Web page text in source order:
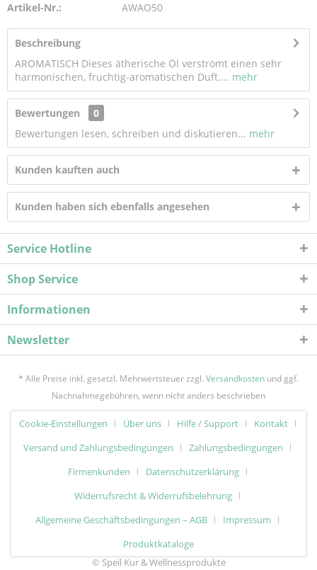
Artikel-Nr.: AWAO50
Beschreibung
AROMATISCH Dieses ätherische Öl verströmt einen sehr
harmonischen, fruchtig-aromatischen Duft.... mehr
Bewertungen
0
Bewertungen lesen, schreiben und diskutieren... mehr
Kunden kauften auch
Kunden haben sich ebenfalls angesehen
Service Hotline
Shop Service
Informationen
Newsletter
* Alle Preise inkl. gesetzl. Mehrwertsteuer zzgl. Versandkosten und ggf.
Nachnahmegebühren, wenn nicht anders beschrieben
Cookie-Einstellungen Über uns Hilfe / Support
Kontakt
Versand und Zahlungsbedingungen
Zahlungsbedingungen
Firmenkunden
Datenschutzerklärung
Widerrufsrecht & Widerrufsbelehrung
Allgemeine Geschäftsbedingungen – AGB
Impressum
Produktkataloge
© Speil Kur & Wellnessprodukte